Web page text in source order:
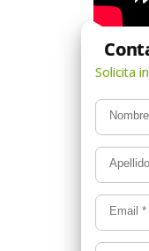
Nombre
Email *